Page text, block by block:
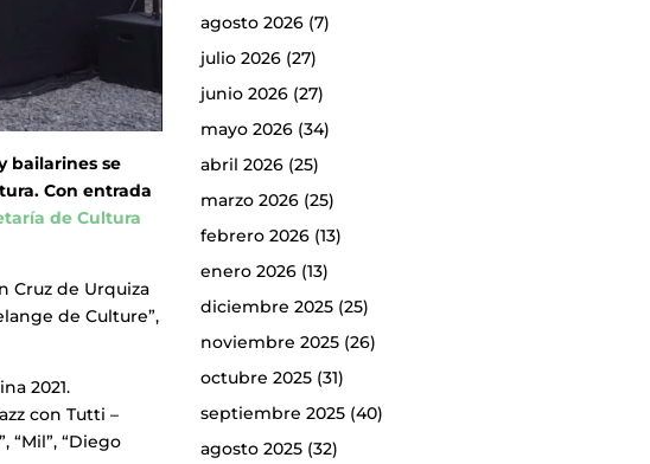
bailarines se
Con entrada
de Cultura
Cruz de Urquiza
de Culture”,
2021.
con Tutti –
“Mil”, “Diego
agosto 2026(7)
julio 2026(27)
junio 2026(27)
mayo 2026(34)
abril 2026(25)
marzo 2026(25)
febrero 2026(13)
enero 2026(13)
diciembre 2025(25)
noviembre 2025(26)
octubre 2025(31)
septiembre 2025(40)
agosto 2025(32)